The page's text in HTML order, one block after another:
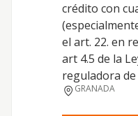
crédito con
el art. 22. en
art 4.5 de la
reguladora
GRANADA